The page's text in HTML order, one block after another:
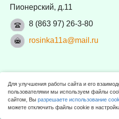
Пионерский, д.11
8 (863 97) 26-3-80
rosinka11a@mail.ru
Отдел образования
Для улучшения работы сайта и его
пользователями мы используем файлы
сайтом, Вы разрешаете использование
можете отключить файлы cookie в